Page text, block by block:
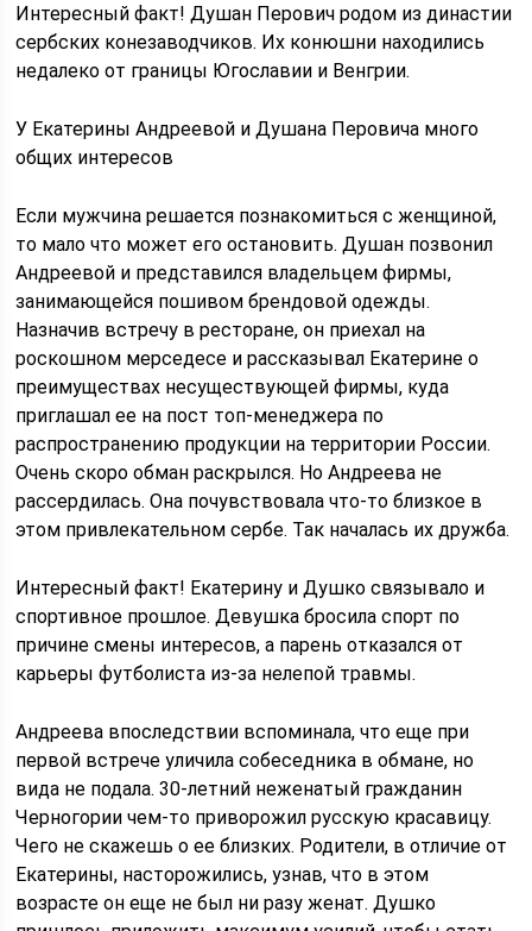
Интересный факт! Душан Перович родом из династии
сербских конезаводчиков. Их конюшни находились
недалеко от границы Югославии и Венгрии.
У Екатерины Андреевой и Душана Перовича много
общих интересов
Если мужчина решается познакомиться с женщиной,
то мало что может его остановить. Душан позвонил
Андреевой и представился владельцем фирмы,
занимающейся пошивом брендовой одежды.
Назначив встречу в ресторане, он приехал на
роскошном мерседесе и рассказывал Екатерине о
преимуществах несуществующей фирмы, куда
приглашал ее на пост топ-менеджера по
распространению продукции на территории России.
Очень скоро обман раскрылся. Но Андреева не
рассердилась. Она почувствовала что-то близкое в
этом привлекательном сербе. Так началась их дружба.
Интересный факт! Екатерину и Душко связывало и
спортивное прошлое. Девушка бросила спорт по
причине смены интересов, а парень отказался от
карьеры футболиста из-за нелепой травмы.
Андреева впоследствии вспоминала, что еще при
первой встрече уличила собеседника в обмане, но
вида не подала. 30-летний неженатый гражданин
Черногории чем-то приворожил русскую красавицу.
Чего не скажешь о ее близких. Родители, в отличие от
Екатерины, насторожились, узнав, что в этом
возрасте он еще не был ни разу женат. Душко